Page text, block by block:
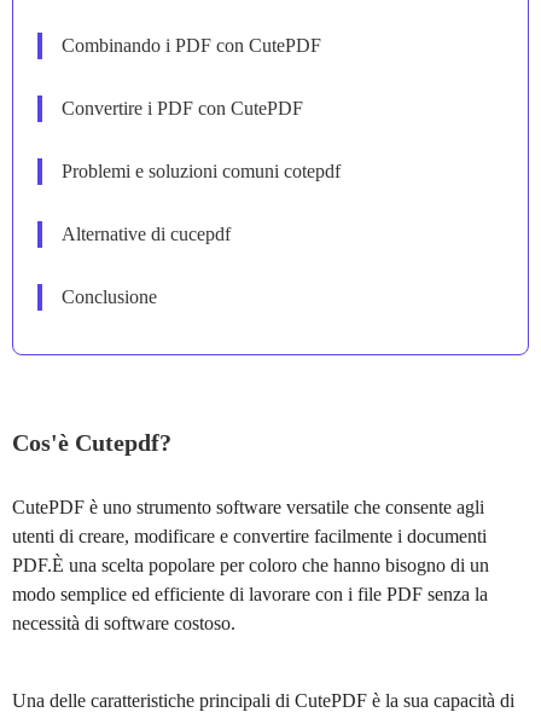
Combinando i PDF con CutePDF
Convertire i PDF con CutePDF
Problemi e soluzioni comuni cotepdf
Alternative di cucepdf
Conclusione
Cos'è Cutepdf?
CutePDF è uno strumento software versatile che consente agli
utenti di creare, modificare e convertire facilmente i documenti
PDF.È una scelta popolare per coloro che hanno bisogno di un
modo semplice ed efficiente di lavorare con i file PDF senza la
necessità di software costoso.
Una delle caratteristiche principali di CutePDF è la sua capacità di